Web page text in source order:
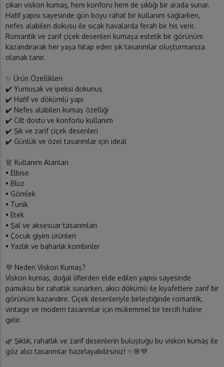
çıkan viskon kumaş, hem konforu hem de şıklığı bir arada sunar.
Hafif yapısı sayesinde gün boyu rahat bir kullanım sağlarken,
nefes alabilen dokusu ile sıcak havalarda ferah bir his verir.
Romantik ve zarif çiçek desenleri kumaşa estetik bir görünüm
kazandırarak her yaşa hitap eden şık tasarımlar oluşturmanıza
olanak tanır.
✨ Ürün Özellikleri
✔️ Yumuşak ve ipeksi dokunuş
✔️ Hafif ve dökümlü yapı
✔️ Nefes alabilen kumaş özelliği
✔️ Cilt dostu ve konforlu kullanım
✔️ Şık ve zarif çiçek desenleri
✔️ Günlük ve özel tasarımlar için ideal
👗 Kullanım Alanları
• Elbise
• Bluz
• Gömlek
• Tunik
• Etek
• Şal ve aksesuar tasarımları
• Çocuk giyim ürünleri
• Yazlık ve baharlık kombinler
💜 Neden Viskon Kumaş?
Viskon kumaş, doğal liflerden elde edilen yapısı sayesinde
pamuksu bir rahatlık sunarken, akıcı dökümü ile kıyafetlere zarif bir
görünüm kazandırır. Çiçek desenleriyle birleştiğinde romantik,
vintage ve modern tasarımlar için mükemmel bir tercih haline
gelir.
🌿 Şıklık, rahatlık ve zarif desenlerin buluştuğu bu viskon kumaş ile
göz alıcı tasarımlar hazırlayabilirsiniz! ✨🌸💜